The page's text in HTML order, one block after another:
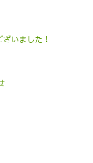
いました！